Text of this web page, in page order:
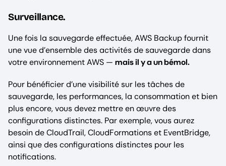
Surveillance.
Une fois la sauvegarde effectuée, AWS Backup fournit
une vue d’ensemble des activités de sauvegarde dans
votre environnement AWS — mais il y a un bémol.
Pour bénéficier d’une visibilité sur les tâches de
sauvegarde, les performances, la consommation et bien
plus encore, vous devez mettre en œuvre des
configurations distinctes. Par exemple, vous aurez
besoin de CloudTrail, CloudFormations et EventBridge,
ainsi que des configurations distinctes pour les
notifications.